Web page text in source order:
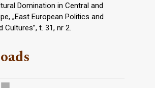
Domination in Central and
„East European Politics and
Cultures”, t. 31, nr 2.